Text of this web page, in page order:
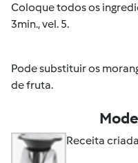
Coloque todos os
3min., vel. 5.
Pode substituir os
de fruta.
Receita